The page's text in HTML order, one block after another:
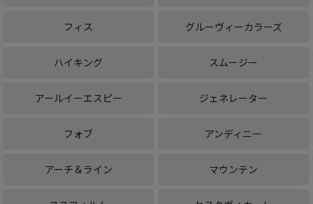
フィス グルーヴィーカラーズ
ハイキング スムージー
アールイーエスピー ジェネレーター
フォブ アンディニー
アーチ＆ライン マウンテン